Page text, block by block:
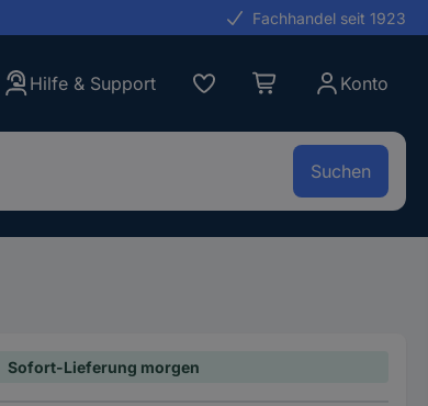
Fachhandel seit 1923
Hilfe & Support Konto
Suchen
Sofort-Lieferung morgen